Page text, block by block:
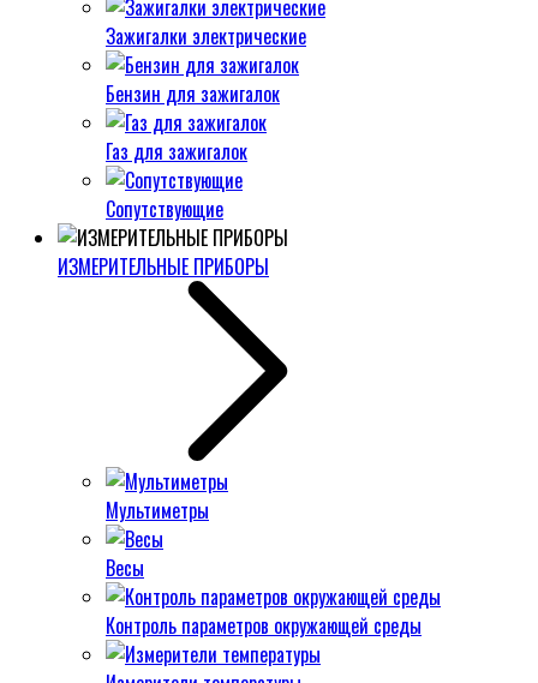
Зажигалки электрические
Бензин для зажигалок
Газ для зажигалок
Сопутствующие
ИЗМЕРИТЕЛЬНЫЕ ПРИБОРЫ
Мультиметры
Весы
Контроль параметров окружающей среды